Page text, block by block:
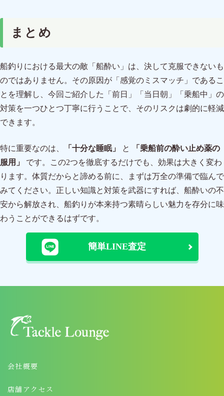
まとめ
船釣りにおける最大の敵「船酔い」は、決して克服できないも
のではありません。その原因が「感覚のミスマッチ」であるこ
とを理解し、今回ご紹介した「前日」「当日朝」「乗船中」の
対策を一つひとつ丁寧に行うことで、そのリスクは劇的に軽減
できます。
特に重要なのは、 「十分な睡眠」 と
「乗船前の酔い止め薬の
服用」
です。この2つを徹底するだけでも、効果は大きく変わ
ります。体質だからと諦める前に、まずは万全の準備で臨んで
みてください。正しい知識と対策を武器にすれば、船酔いの不
安から解放され、船釣りが本来持つ素晴らしい魅力を存分に味
わうことができるはずです。
簡単LINE査定
会社概要
店舗アクセス